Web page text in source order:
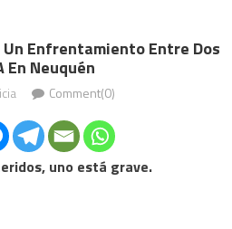
Enfrentamiento Entre Dos
En Neuquén
Comment(0)
uno está grave.